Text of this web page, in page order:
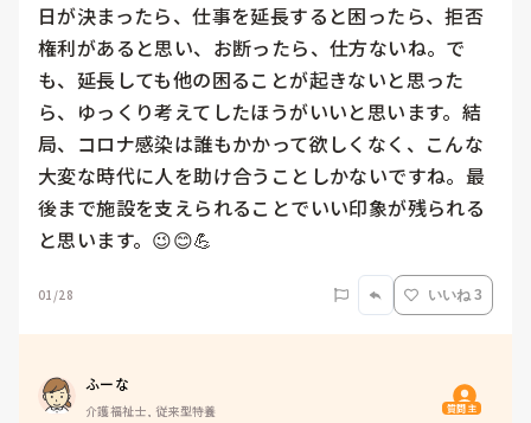
日が決まったら、仕事を延長すると困ったら、拒否
権利があると思い、お断ったら、仕方ないね。で
も、延長しても他の困ることが起きないと思った
ら、ゆっくり考えてしたほうがいいと思います。結
局、コロナ感染は誰もかかって欲しくなく、こんな
大変な時代に人を助け合うことしかないですね。最
後まで施設を支えられることでいい印象が残られる
と思います。😉😊💪
01/28 いいね 3
ふーな
介護福祉士, 従来型特養 質問主